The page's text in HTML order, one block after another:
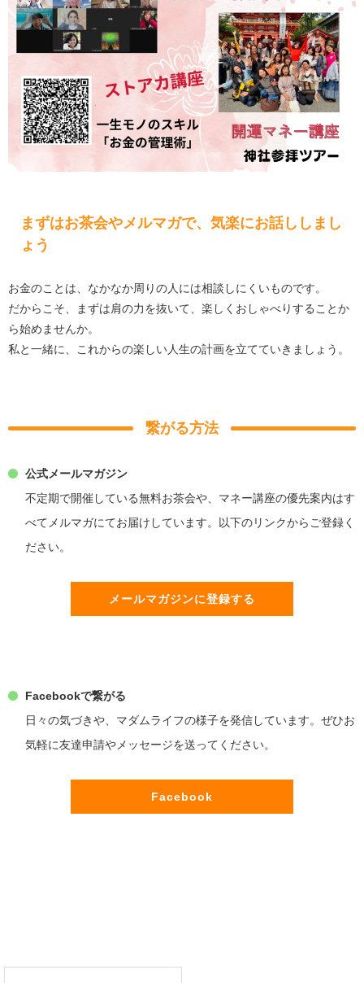
まずはお茶会やメルマガで、気楽にお話ししまし
ょう
お金のことは、なかなか周りの人には相談しにくいものです。
だからこそ、まずは肩の力を抜いて、楽しくおしゃべりすることか
ら始めませんか。
私と一緒に、これからの楽しい人生の計画を立てていきましょう。
繋がる方法
公式メールマガジン
不定期で開催している無料お茶会や、マネー講座の優先案内はす
べてメルマガにてお届けしています。以下のリンクからご登録く
ださい。
メールマガジンに登録する
Facebookで繋がる
日々の気づきや、マダムライフの様子を発信しています。ぜひお
気軽に友達申請やメッセージを送ってください。
Facebook